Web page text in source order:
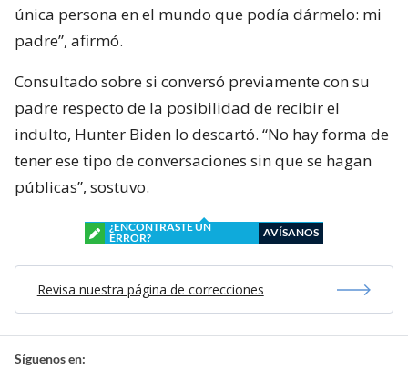
única persona en el mundo que podía dármelo: mi
padre”, afirmó.
Consultado sobre si conversó previamente con su
padre respecto de la posibilidad de recibir el
indulto, Hunter Biden lo descartó. “No hay forma de
tener ese tipo de conversaciones sin que se hagan
públicas”, sostuvo.
¿ENCONTRASTE UN
ERROR?
AVÍSANOS
Revisa nuestra página de correcciones
Síguenos en: